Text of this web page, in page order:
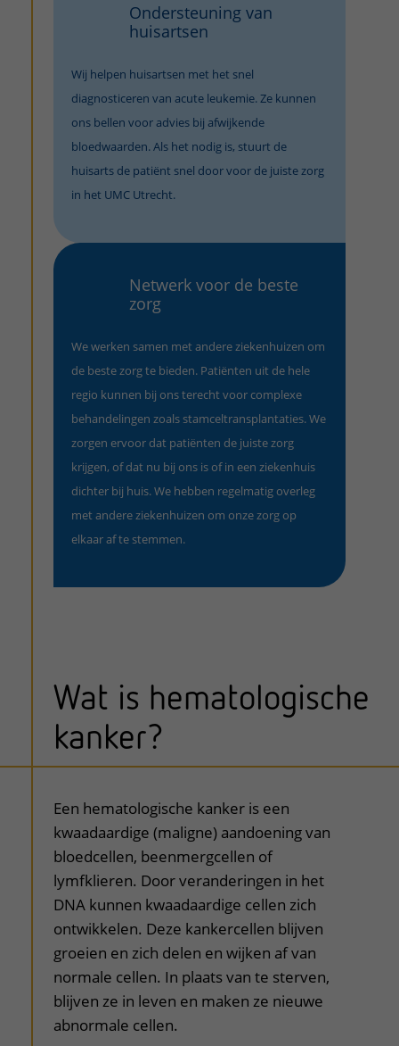
Ondersteuning van
huisartsen
Wij helpen huisartsen met het snel
diagnosticeren van acute leukemie. Ze kunnen
ons bellen voor advies bij afwijkende
bloedwaarden. Als het nodig is, stuurt de
huisarts de patiënt snel door voor de juiste zorg
in het UMC Utrecht.
Netwerk voor de beste
zorg
We werken samen met andere ziekenhuizen om
de beste zorg te bieden. Patiënten uit de hele
regio kunnen bij ons terecht voor complexe
behandelingen zoals stamceltransplantaties. We
zorgen ervoor dat patiënten de juiste zorg
krijgen, of dat nu bij ons is of in een ziekenhuis
dichter bij huis. We hebben regelmatig overleg
met andere ziekenhuizen om onze zorg op
elkaar af te stemmen.
Wat is hematologische
kanker?
uitklapper, klik om te openen
Een hematologische kanker is een
kwaadaardige (maligne) aandoening van
bloedcellen, beenmergcellen of
lymfklieren. Door veranderingen in het
DNA kunnen kwaadaardige cellen zich
ontwikkelen. Deze kankercellen blijven
groeien en zich delen en wijken af van
normale cellen. In plaats van te sterven,
blijven ze in leven en maken ze nieuwe
abnormale cellen.